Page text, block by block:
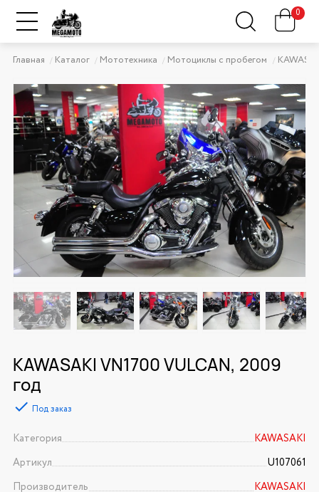
0
Главная Каталог Мототехника Мотоциклы с пробегом
KAWASAKI VN1700 VULCAN, 2009
год
Под заказ
Категория
KAWASAKI
Артикул
U107061
Производитель
KAWASAKI